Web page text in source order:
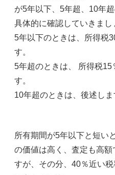
が5年以下、5年超、10年
具体的に確認していきまし
5年以下のときは、所得税
す。
5年超のときは、 所得税
す。
10年超のときは、後述しま
所有期間が5年以下と短い
の価値は高く、査定も高
すが、その分、40％近い